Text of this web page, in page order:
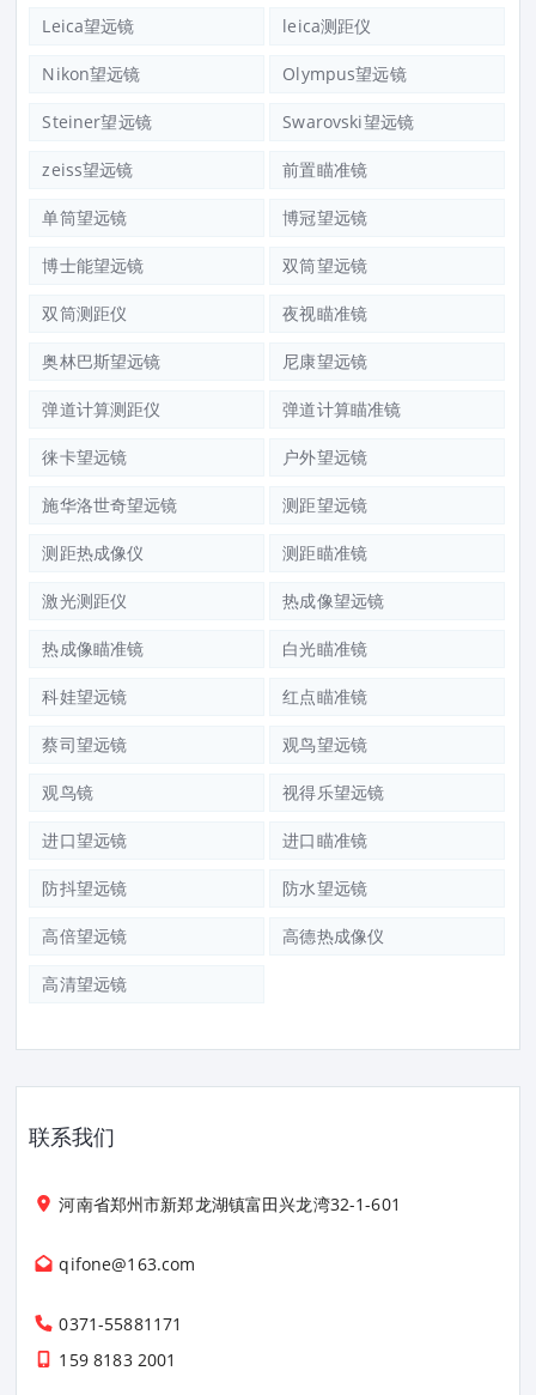
Leica望远镜 leica测距仪
Nikon望远镜 Olympus望远镜
Steiner望远镜 Swarovski望远镜
zeiss望远镜 前置瞄准镜
单筒望远镜 博冠望远镜
博士能望远镜 双筒望远镜
双筒测距仪 夜视瞄准镜
奥林巴斯望远镜 尼康望远镜
弹道计算测距仪 弹道计算瞄准镜
徕卡望远镜 户外望远镜
施华洛世奇望远镜 测距望远镜
测距热成像仪 测距瞄准镜
激光测距仪 热成像望远镜
热成像瞄准镜 白光瞄准镜
科娃望远镜 红点瞄准镜
蔡司望远镜 观鸟望远镜
观鸟镜 视得乐望远镜
进口望远镜 进口瞄准镜
防抖望远镜 防水望远镜
高倍望远镜 高德热成像仪
高清望远镜
联系我们
河南省郑州市新郑龙湖镇富田兴龙湾32-1-601
qifone@163.com
0371-55881171
159 8183 2001